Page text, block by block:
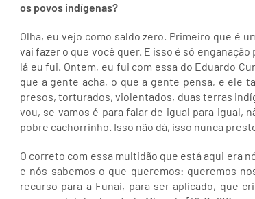
os povos indígenas?
Olha, eu vejo como saldo zero. Primeiro que é
vai fazer o que você quer. E isso é só
lá eu fui. Ontem, eu fui com essa do Eduardo
que a gente acha, o que a gente pensa, e ele
presos, torturados, violentados, duas terras
vou, se vamos é para falar de igual para igual,
pobre cachorrinho. Isso não dá, isso nunca
O correto com essa multidão que está aqui era
e nós sabemos o que queremos: queremos
recurso para a Funai, para ser aplicado, que